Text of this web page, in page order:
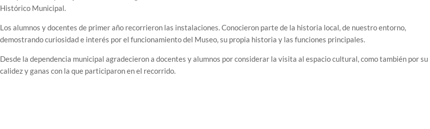
Histórico Municipal.
Los alumnos y docentes de primer año recorrieron las instalaciones. Conocieron parte de la historia local, de nuestro entorno,
demostrando curiosidad e interés por el funcionamiento del Museo, su propia historia y las funciones principales.
Desde la dependencia municipal agradecieron a docentes y alumnos por considerar la visita al espacio cultural, como también por su
calidez y ganas con la que participaron en el recorrido.